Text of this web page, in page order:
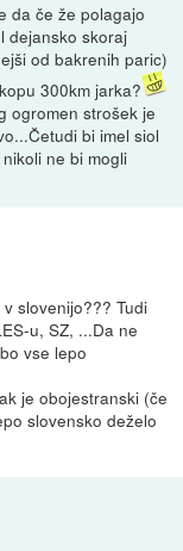
da če že polagajo
dejansko skoraj
od bakrenih paric)
300km jarka?
ogromen strošek je
bi imel siol
ne bi mogli
slovenijo??? Tudi
u, SZ, ...Da ne
vse lepo
je obojestranski (če
slovensko deželo